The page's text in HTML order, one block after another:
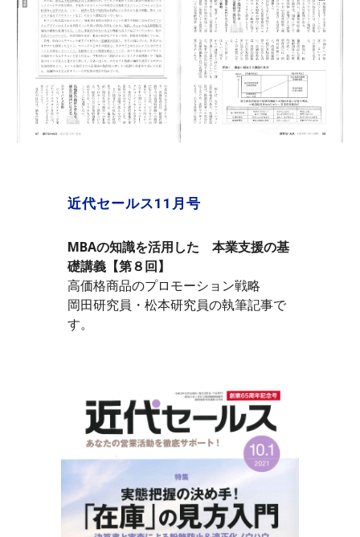
近代セールス11 月号
MBAの知識を活用した　本業支援の基
礎講義【第８回】
高価格商品のプロモーション戦略
岡田研究員・松本研究員の執筆記事で
す。